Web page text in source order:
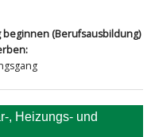
(Berufsausbildung)
, Heizungs- und